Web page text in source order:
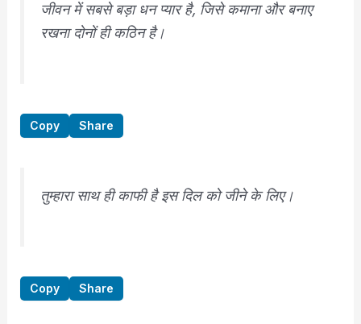
जीवन में सबसे बड़ा धन प्यार है, जिसे कमाना और बनाए
रखना दोनों ही कठिन है।
Copy Share
तुम्हारा साथ ही काफी है इस दिल को जीने के लिए।
Copy Share